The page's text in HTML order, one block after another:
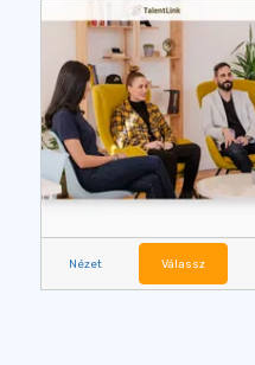
Nézet Válassz